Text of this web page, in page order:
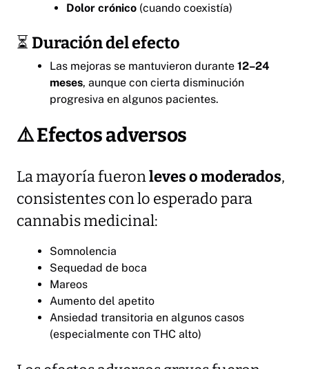
Dolor crónico (cuando coexistía)
⏳ Duración del efecto
Las mejoras se mantuvieron durante 12–24
meses, aunque con cierta disminución
progresiva en algunos pacientes.
⚠️Efectos adversos
La mayoría fueronleves o moderados,
consistentes con lo esperado para
cannabis medicinal:
Somnolencia
Sequedad de boca
Mareos
Aumento del apetito
Ansiedad transitoria en algunos casos
(especialmente con THC alto)